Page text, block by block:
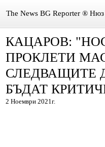
The News BG Reporter ® Нюз
НОВИНИ
ЗА НАС
КОНТАКТИ
КАЦАРОВ:
ПРОКЛЕТИ
СЛЕДВАЩИТЕ
БЪДАТ
2 Ноември 2021г.